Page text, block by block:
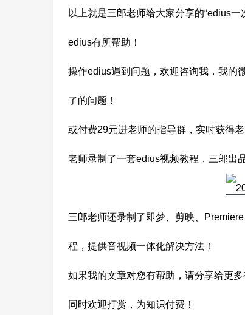
以上就是三郎老师给大家分享的“edius
edius有所帮助！
操作edius遇到问题，欢迎咨询我，我的
了的问题！
或付费29元进老师的指导群，实时获得老
老师录制了一套edius视频教程，三郎出
三郎老师还录制了即梦、剪映、
程，提供音视频一体化解决方法！
如果我的文章对您有帮助，请分享给更多
同时欢迎打赏，为知识付费！